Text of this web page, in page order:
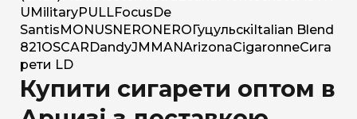
U MilitaryPULLFocus De
Santis MONUSNERO NERO Гуцульскі Italian Blend
821 OSCAR DandyJM MANArizonaCigaronneСига
рети LD
Купити сигарети оптом в